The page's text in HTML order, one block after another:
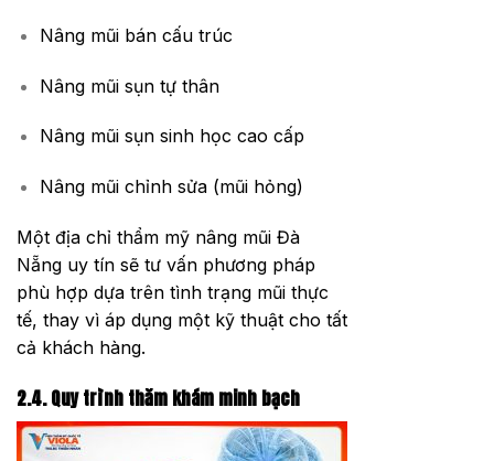
Nâng mũi bán cấu trúc
Nâng mũi sụn tự thân
Nâng mũi sụn sinh học cao cấp
Nâng mũi chỉnh sửa (mũi hỏng)
Một địa chỉ thẩm mỹ nâng mũi Đà
Nẵng uy tín sẽ tư vấn phương pháp
phù hợp dựa trên tình trạng mũi thực
tế, thay vì áp dụng một kỹ thuật cho tất
cả khách hàng.
2.4. Quy trình thăm khám minh bạch